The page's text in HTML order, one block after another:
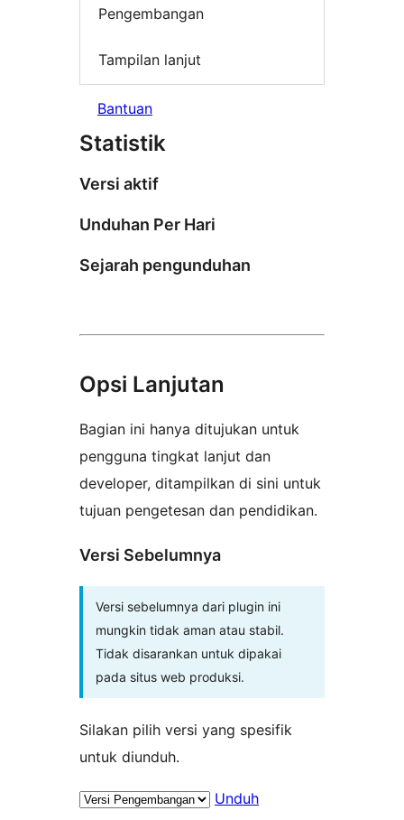
Pengembangan
Tampilan lanjut
Bantuan
Statistik
Versi aktif
Unduhan Per Hari
Sejarah pengunduhan
Opsi Lanjutan
Bagian ini hanya ditujukan untuk
pengguna tingkat lanjut dan
developer, ditampilkan di sini untuk
tujuan pengetesan dan pendidikan.
Versi Sebelumnya
Versi sebelumnya dari plugin ini
mungkin tidak aman atau stabil.
Tidak disarankan untuk dipakai
pada situs web produksi.
Silakan pilih versi yang spesifik
untuk diunduh.
Unduh